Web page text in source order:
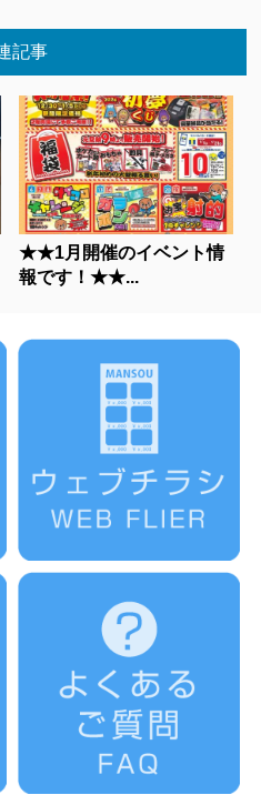
記事
★★1月開催のイベント情
報です！★★...